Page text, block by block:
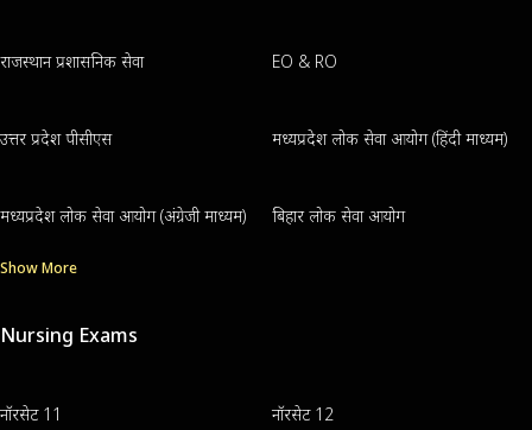
राजस्थान प्रशासनिक सेवा EO & RO
उत्तर प्रदेश पीसीएस मध्यप्रदेश लोक सेवा आयोग (हिंदी माध्यम)
मध्यप्रदेश लोक सेवा आयोग (अंग्रेजी माध्यम) बिहार लोक सेवा आयोग
Show More
Nursing Exams
नॉरसेट 11 नॉरसेट 12